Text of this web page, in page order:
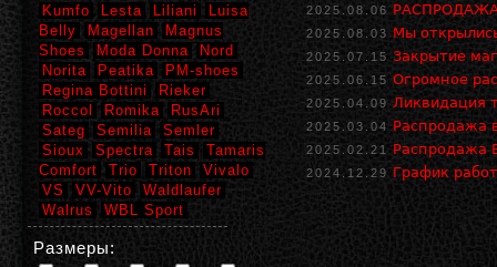
2025.08.06 РАСПРОДАЖА
2025.08.03 Мы
2025.07.15 Закрытие
2025.06.15 Огромное
2025.04.09 Ликвидация
2025.03.04 Распродажа
2025.02.21 Распродажа
2024.12.29 График
Kumfo
Lesta Liliani
Luisa
Belly
Magellan
Magnus
Shoes
Moda Donna
Nord
Norita
Peatika
PM-shoes
Regina Bottini
Rieker
Roccol
Romika
RusAri
Sateg
Semilia
Semler
Sioux
Spectra Tais
Tamaris
Comfort
Trio Triton
Vivalo
VS
VV-Vito
Waldlaufer
Walrus
WBL Sport
Размеры: